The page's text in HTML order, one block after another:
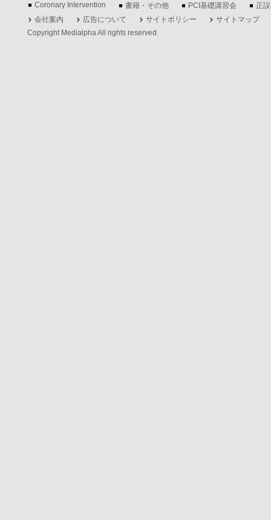
Coronary Intervention
書籍・その他 PCI基礎講習会
正
会社案内
広告について サイトポリシー
サイトマップ
Copyright Medialpha All rights reserved.